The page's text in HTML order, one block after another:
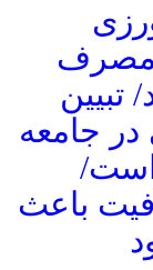
مصرف
تبیین
جامعه
است/
باعث